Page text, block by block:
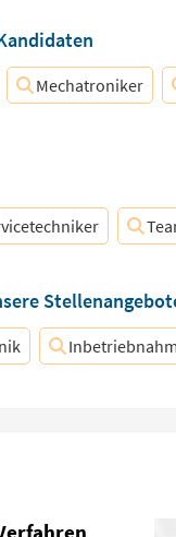
Mechatroniker